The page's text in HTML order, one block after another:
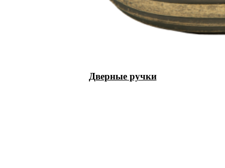
Дверные ручки